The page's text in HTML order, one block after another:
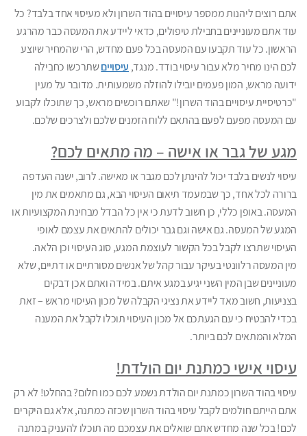
אתם רוצים ליהנות ממספר עיסויים בהוד השרון ולא מעיסוי אחד בלבד? כל
עוד אתם מעוניינים בחבילת טיפולים, כדאי ליידע את המעסה כבר מהרגע
הראשון. כל עוד תקבעו עם המעסה בכל פעם מחדש, הרי שהמחיר שיוצע
לכם הינו מחיר מלא עבור עיסוי בודד. מנגד, עיסוייםשתרכשו כחבילה
ידועה מראש, המון פעמים יובילו להוזלה משמעותית. מדובר על מעין
"כרטיסיית עיסויים בהוד השרון!" שאתם רוכשים מראש, כך שתוכלו לקבוע
עם המעסה מפעם לפעם בהתאם ללוח הזמנים שלכם ולצרכים שלכם.
מגע של גבר או אישה – מה מתאים לכם?
עיסוי לנשים בלבד יכול להינתן לכם מגבר או מאישה. לרוב, ישנה העדפה
ברורה לכל אחד, כך שבמעמד תיאום העיסוי הבא, גם מתאמים את מין
המעסה. באופן כללי, כן חשוב לדעת כי אין כל הבדל מבחינת המקצועיות או
המגע של המעסה. גם אישה וגם גבר יכולים להתאים את עצמם לאופי
העיסוי שתרצו לקבל בכל הקשור לעוצמת המגע, סוג העיסוי וכן הלאה.
מין המעסה רלוונטי בעיקר עבור קהל של אנשים מסורתיים או דתיים, שלא
מעוניינים שבן המין השני יגיע במגע איתם. במידה ואתם אכן דבקים
בצניעות, חשוב מאד ליידע את נציגי הקבלה של מכון העיסוי מראש – זאת
בכדי להבטיח כי עם הגעתכם אל מכון העיסוי תוכלו לקבל את המענה
המלא והמתאים לכם ביותר.
עיסוי אישי כמתנת יום הולדת!
עיסוי בהוד השרון כמתנת יום הולדת נשמע לכם כמו חלום? בהחלט! לא רק
אתם הייתם חולמים לקבל עיסוי בהוד השרון שכזה כמתנה, אלא גם היקרים
לכם! בכל שנה מחדש אתם שואלים את עצמכם מה תוכלו להעניק במתנה